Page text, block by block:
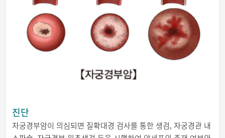
진단
자궁경부암이 의심되면 질확대경 검사를 통한 생검, 자궁경관 내